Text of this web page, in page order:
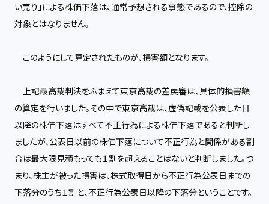
い売り」による株価下落は、通常予想される事態であるので、控除の
対象とはなりません。
このようにして算定されたものが、損害額となります。
上記最高裁判決をふまえて東京高裁の差戻審は、具体的損害額
の算定を行いました。その中で東京高裁は、虚偽記載を公表した日
以降の株価下落はすべて不正行為による株価下落であると判断し
ましたが、公表日以前の株価下落について不正行為と関係がある割
合は最大限見積もっても１割を超えることはないと判断しました。つ
まり、株主が被った損害は、株式取得日から不正行為公表日までの
下落分のうち１割と、不正行為公表日以降の下落分ということです。